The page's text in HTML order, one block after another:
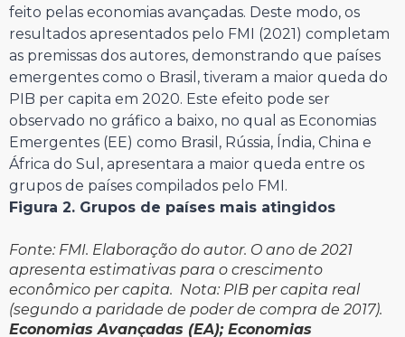
feito pelas economias avançadas. Deste modo, os
resultados apresentados pelo FMI (2021) completam
as premissas dos autores, demonstrando que países
emergentes como o Brasil, tiveram a maior queda do
PIB per capita em 2020. Este efeito pode ser
observado no gráfico a baixo, no qual as Economias
Emergentes (EE) como Brasil, Rússia, Índia, China e
África do Sul, apresentara a maior queda entre os
grupos de países compilados pelo FMI.
Figura 2. Grupos de países mais atingidos
Fonte: FMI. Elaboração do autor. O ano de 2021
apresenta estimativas para o crescimento
econômico per capita. Nota: PIB per capita real
(segundo a paridade de poder de compra de 2017).
Economias Avançadas (EA); Economias